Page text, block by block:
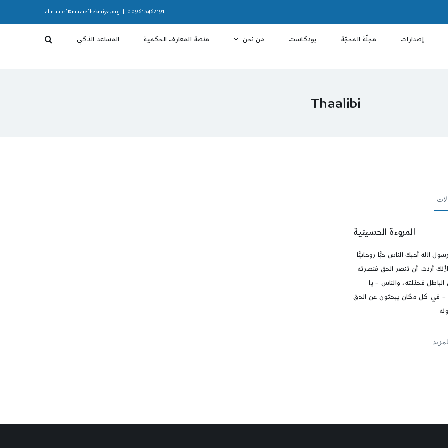
009615462191
almaaref@maarefhekmiya.org
إصدارات مجلّة المحجّة بودكاست من نحن منصة المعارف الحكمية المساعد الذكي
Thaalibi
المروءة الحسينية
الله أحبك الناس حبًّا روحانيًّا
أردت أن تنصر الحق فنصرته
فخذلته، والناس – يا
في كل مكان يبحثون عن الحق